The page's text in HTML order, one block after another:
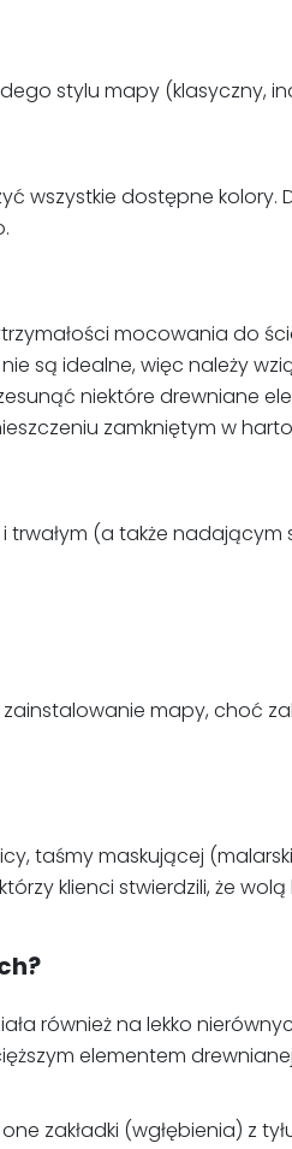
stylu mapy (klasyczny,
wszystkie dostępne kolory.
mocowania do
są idealne, więc należy
niektóre drewniane
zamkniętym w
(a także nadającym
mapy, choć
taśmy maskującej
klienci stwierdzili, że wolą
również na lekko
elementem
(wgłębienia) z